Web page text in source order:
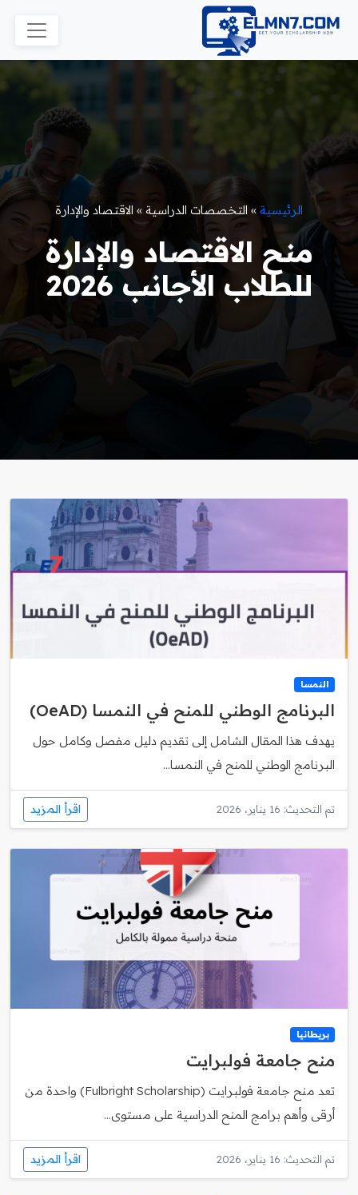
الرئيسية » التخصصات الدراسية » الاقتصاد والإدارة
منح الاقتصاد والإدارة
للطلاب الأجانب 2026
النمسا
البرنامج الوطني للمنح في النمسا (OeAD)
يهدف هذا المقال الشامل إلى تقديم دليل مفصل وكامل حول
البرنامج الوطني للمنح في النمسا...
تم التحديث: 16 يناير، 2026 اقرأ المزيد
بريطانيا
منح جامعة فولبرايت
تعد منح جامعة فولبرايت (Fulbright Scholarship) واحدة من
أرقى وأهم برامج المنح الدراسية على مستوى...
تم التحديث: 16 يناير، 2026 اقرأ المزيد